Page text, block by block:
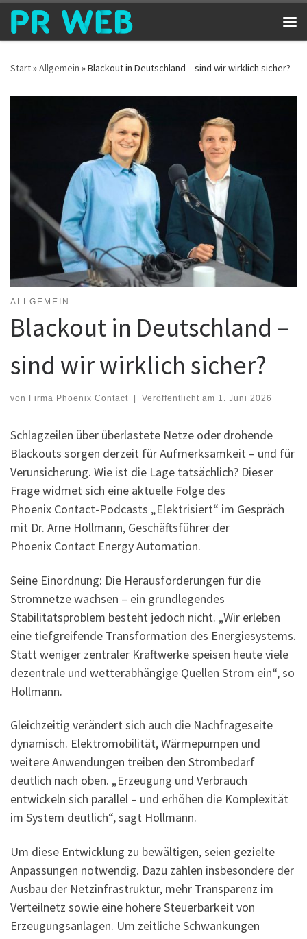
Zum Inhalt springen
Start»Allgemein »Blackout in Deutschland – sind wir wirklich sicher?
ALLGEMEIN
Blackout in Deutschland –
sind wir wirklich sicher?
von Firma Phoenix Contact Veröffentlicht am 1. Juni 2026
Schlagzeilen über überlastete Netze oder drohende
Blackouts sorgen derzeit für Aufmerksamkeit – und für
Verunsicherung. Wie ist die Lage tatsächlich? Dieser
Frage widmet sich eine aktuelle Folge des
Phoenix Contact-Podcasts „Elektrisiert“ im Gespräch
mit Dr. Arne Hollmann, Geschäftsführer der
Phoenix Contact Energy Automation.
Seine Einordnung: Die Herausforderungen für die
Stromnetze wachsen – ein grundlegendes
Stabilitätsproblem besteht jedoch nicht. „Wir erleben
eine tiefgreifende Transformation des Energiesystems.
Statt weniger zentraler Kraftwerke speisen heute viele
dezentrale und wetterabhängige Quellen Strom ein“, so
Hollmann.
Gleichzeitig verändert sich auch die Nachfrageseite
dynamisch. Elektromobilität, Wärmepumpen und
weitere Anwendungen treiben den Strombedarf
deutlich nach oben. „Erzeugung und Verbrauch
entwickeln sich parallel – und erhöhen die Komplexität
im System deutlich“, sagt Hollmann.
Um diese Entwicklung zu bewältigen, seien gezielte
Anpassungen notwendig. Dazu zählen insbesondere der
Ausbau der Netzinfrastruktur, mehr Transparenz im
Verteilnetz sowie eine höhere Steuerbarkeit von
Erzeugungsanlagen. Um zeitliche Schwankungen